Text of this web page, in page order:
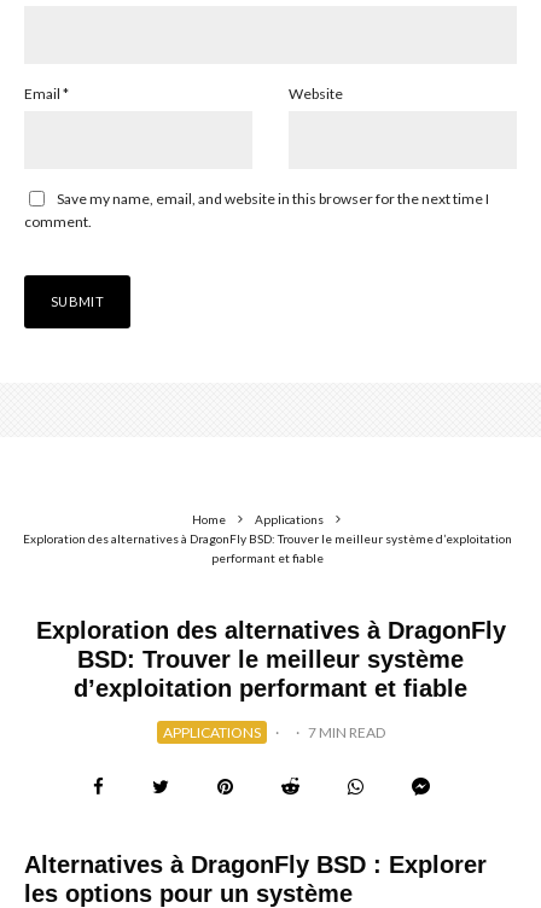
Email * Website
Save my name, email, and website in this browser for the next time I
comment.
Home
Applications
Exploration des alternatives à DragonFly BSD: Trouver le meilleur système d’exploitation
performant et fiable
Exploration des alternatives à DragonFly
BSD: Trouver le meilleur système
d’exploitation performant et fiable
APPLICATIONS · · 7 MIN READ
Alternatives à DragonFly BSD : Explorer
les options pour un système